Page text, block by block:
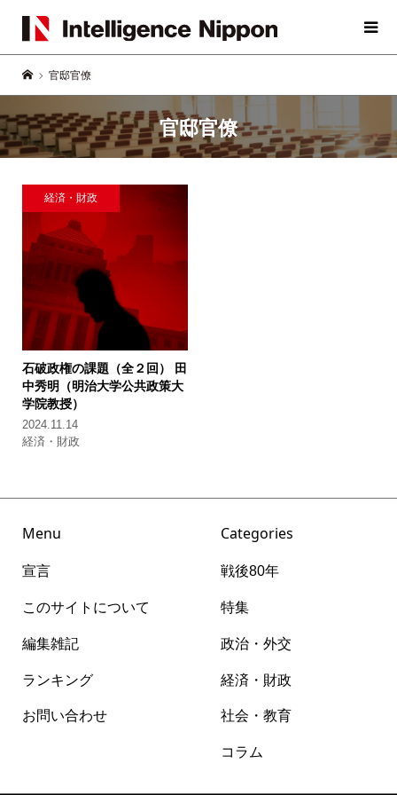
官邸官僚
官邸官僚
経済・財政
石破政権の課題（全２回）
田
中秀明（明治大学公共政策大
学院教授）
2024.11.14
経済・財政
Menu
宣言
このサイトについて
編集雑記
ランキング
お問い合わせ
Categories
戦後80年
特集
政治・外交
経済・財政
社会・教育
コラム